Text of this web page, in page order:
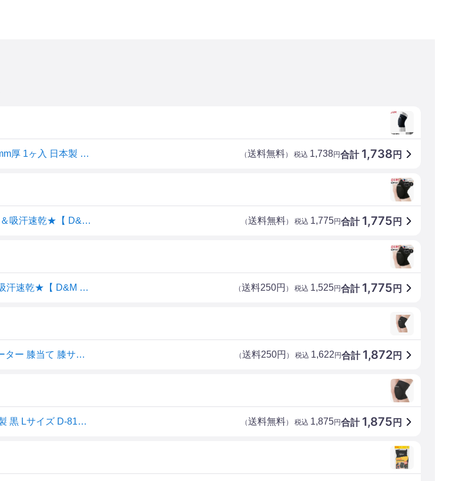
D&M ディーエム サポーター ひざ用 difunc トリコットワイドニーパッド 13mm厚 1ヶ入 日本製 ヒザ用 膝用 D819 【365日あす楽対応】 合計 1,738 円
（送料無料） 税込 1,738円
【メール便送料無料】★ワイドパッドでひざ頭のサイドまで保護！高伸縮性＆吸汗速乾★【 D&M ディーアンドエム 】 バレーボール ひざ サポーター 13mm厚パッド 1個入 difunc ディファンク 膝 メンズ レディース 男女兼用 膝サポーター ニーパッド D-819 D819 [240722][amz] 合計 1,775 円
（送料無料） 税込 1,775円
【メール便可250円】★ワイドパッドでひざ頭のサイドまで保護！高伸縮＆吸汗速乾★【 D&M ディーアンドエム 】 バレーボール ひざ サポーター (13mm厚パッド/1個入) difunc ディファンク 膝 メンズ レディース 男女兼用 膝サポーター ニーパッド D-819 D819 [240722][amz] 合計 1,775 円
（送料250円 ） 税込 1,525円
ディーエム トリコットニーパッド( バレーボール グッズ アクセサリー サポーター 膝当て 膝サポーター 膝パッド ひざあて 足 膝 サポーター バレーサポーター ) 合計 1,872円
（送料250円 ） 税込 1,622円
D&M ディーアンドエム ディファンク 膝サポーター バレーボール 膝用 日本製 黒 Lサイズ D-819 13mm厚パッド付き トリコット素材 サポート 通気性 伸縮 速乾 合計 1,875 円
（送料無料） 税込 1,875円